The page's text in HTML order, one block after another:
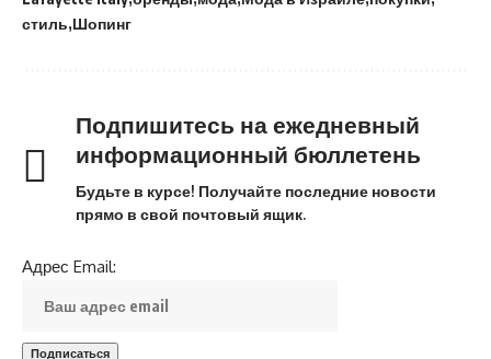
стиль Шопинг
Подпишитесь на ежедневный
информационный бюллетень
Будьте в курсе! Получайте последние новости
прямо в свой почтовый ящик.
Адрес Email: